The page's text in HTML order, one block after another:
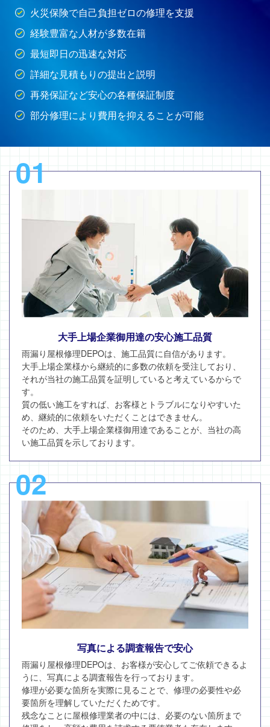
火災保険で自己負担ゼロの修理を支援
経験豊富な人材が多数在籍
最短即日の迅速な対応
詳細な見積もりの提出と説明
再発保証など安心の各種保証制度
部分修理により費用を抑えることが可能
01
大手上場企業御用達の安心施工品質
雨漏り屋根修理DEPOは、施工品質に自信があります。
大手上場企業様から継続的に多数の依頼を受注しており、
それが当社の施工品質を証明していると考えているからで
す。
質の低い施工をすれば、お客様とトラブルになりやすいた
め、継続的に依頼をいただくことはできません。
そのため、大手上場企業様御用達であることが、当社の高
い施工品質を示しております。
02
写真による調査報告で安心
雨漏り屋根修理DEPOは、お客様が安心してご依頼できるよ
うに、写真による調査報告を行っております。
修理が必要な箇所を実際に見ることで、修理の必要性や必
要箇所を理解していただくためです。
残念なことに屋根修理業者の中には、必要のない箇所まで